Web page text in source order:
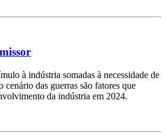
à indústria somadas à necessidade de
cenário das guerras são fatores que
da indústria em 2024.